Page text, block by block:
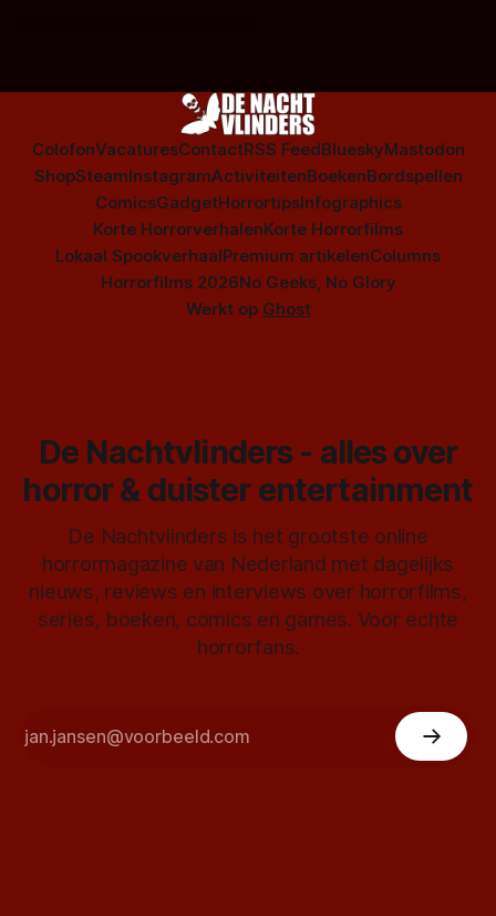
ColofonVacaturesContactRSS FeedBlueskyMastodon
ShopSteamInstagramActiviteitenBoekenBordspellen
ComicsGadgetHorrortipsInfographics
Korte HorrorverhalenKorte Horrorfilms
Lokaal SpookverhaalPremium artikelenColumns
Horrorfilms 2026No Geeks, No Glory
Werkt op Ghost
De Nachtvlinders - alles over
horror & duister entertainment
De Nachtvlinders is het grootste online
horrormagazine van Nederland met dagelijks
nieuws, reviews en interviews over horrorfilms,
series, boeken, comics en games. Voor echte
horrorfans.